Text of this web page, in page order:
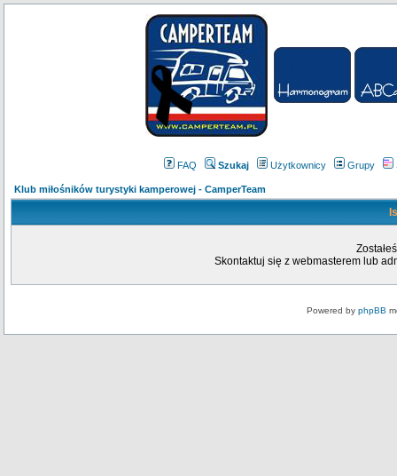
FAQ Szukaj Użytkownicy Grupy
Klub miłośników turystyki kamperowej - CamperTeam
Skontaktuj się z webmasterem lub
Powered by phpBB